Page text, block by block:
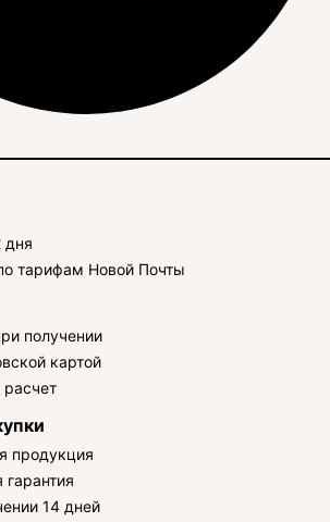
дня
тарифам Новой Почты
получении
картой
продукция
14 дней